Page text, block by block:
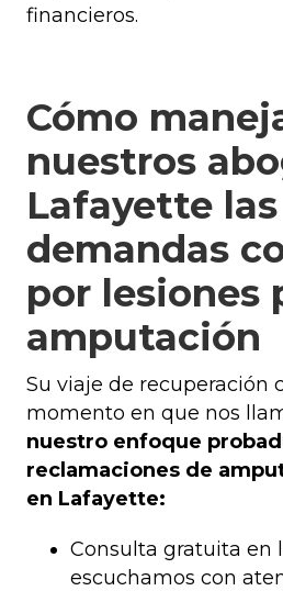
financieros.
Cómo
nuestros
Lafayette las
demandas
por lesiones
amputación
Su viaje de recuperación
momento en que nos
nuestro enfoque
reclamaciones de
en Lafayette:
Consulta gratuita en
escuchamos con